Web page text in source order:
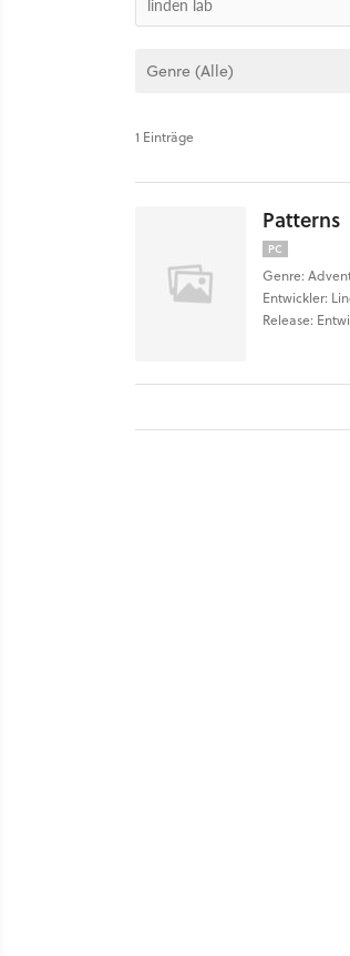
1 Einträge
Patterns
PC
Genre:
Entwickler:
Release: